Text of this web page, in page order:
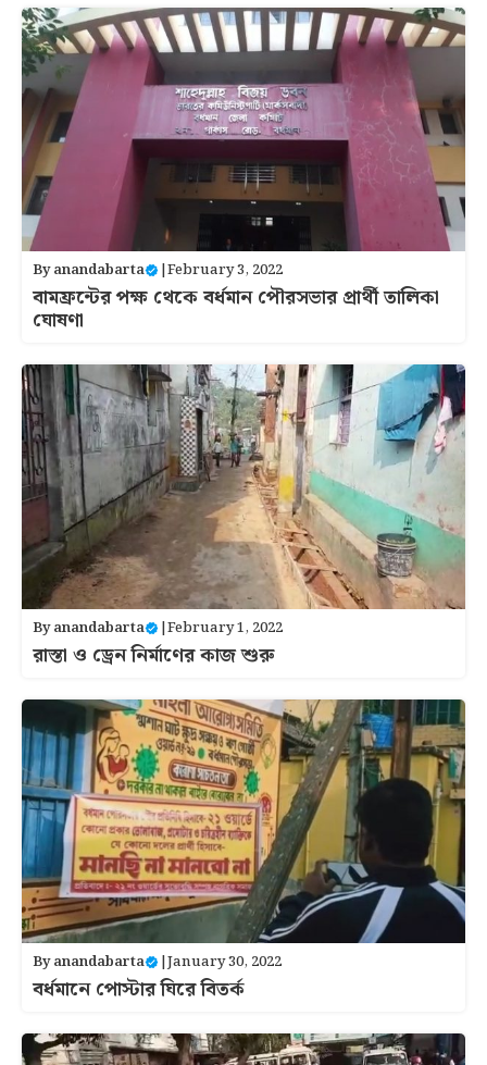
Byanandabarta |February 3, 2022
বামফ্রন্টের পক্ষ থেকে বর্ধমান পৌরসভার প্রার্থী তালিকা
ঘোষণা
Byanandabarta |February 1, 2022
রাস্তা ও ড্রেন নির্মাণের কাজ শুরু
Byanandabarta |January 30, 2022
বর্ধমানে পোস্টার ঘিরে বিতর্ক